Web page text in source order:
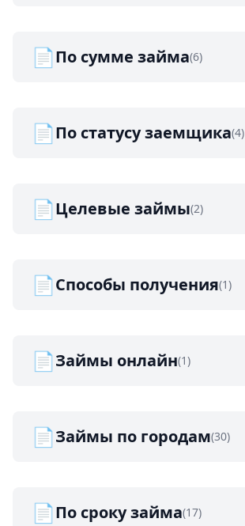
📄По сумме займа(6)
📄По статусу заемщика(4)
📄Целевые займы(2)
📄Способы получения(1)
📄Займы онлайн(1)
📄Займы по городам(30)
📄По сроку займа(17)